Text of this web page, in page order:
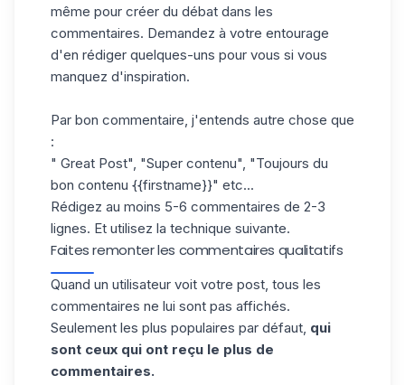
même pour créer du débat dans les
commentaires. Demandez à votre entourage
d'en rédiger quelques-uns pour vous si vous
manquez d'inspiration.
Par bon commentaire, j'entends autre chose que
:
" Great Post", "Super contenu", "Toujours du
bon contenu {{firstname}}" etc...
Rédigez au moins 5-6 commentaires de 2-3
lignes. Et utilisez la technique suivante.
Faites remonter les commentaires qualitatifs
Quand un utilisateur voit votre post, tous les
commentaires ne lui sont pas affichés.
Seulement les plus populaires par défaut, qui
sont ceux qui ont reçu le plus de
commentaires.